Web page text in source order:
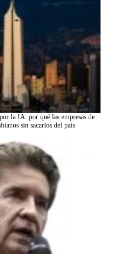
la IA: por qué las empresas de
sin sacarlos del país